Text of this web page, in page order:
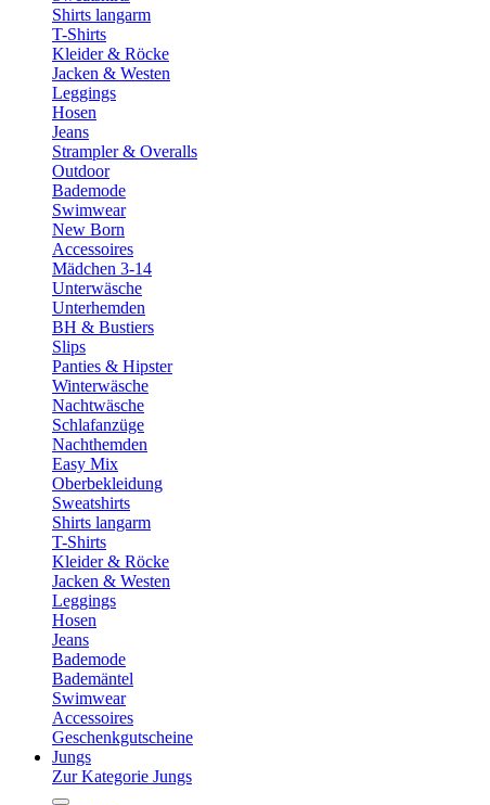
Shirts langarm
T-Shirts
Kleider & Röcke
Jacken & Westen
Leggings
Hosen
Jeans
Strampler & Overalls
Outdoor
Bademode
Swimwear
New Born
Accessoires
Mädchen 3-14
Unterwäsche
Unterhemden
BH & Bustiers
Slips
Panties & Hipster
Winterwäsche
Nachtwäsche
Schlafanzüge
Nachthemden
Easy Mix
Oberbekleidung
Sweatshirts
Shirts langarm
T-Shirts
Kleider & Röcke
Jacken & Westen
Leggings
Hosen
Jeans
Bademode
Bademäntel
Swimwear
Accessoires
Geschenkgutscheine
Jungs
Zur Kategorie Jungs